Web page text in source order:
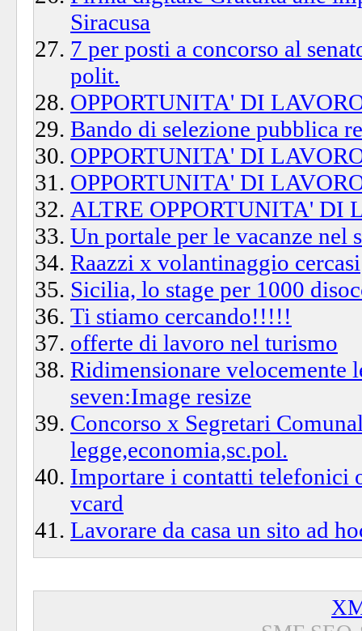
Siracusa
7 per posti a concorso al
polit.
OPPORTUNITA' DI
Bando di selezione pubblica
OPPORTUNITA' DI
OPPORTUNITA' DI
ALTRE OPPORTUNITA' DI
Un portale per le vacanze nel
Raazzi x volantinaggio cercasi
Sicilia, lo stage per 1000
Ti stiamo cercando!!!!!
offerte di lavoro nel turismo
Ridimensionare velocemente
seven:Image resize
Concorso x Segretari
legge,economia,sc.pol.
Importare i contatti telefonici
vcard
Lavorare da casa un sito ad